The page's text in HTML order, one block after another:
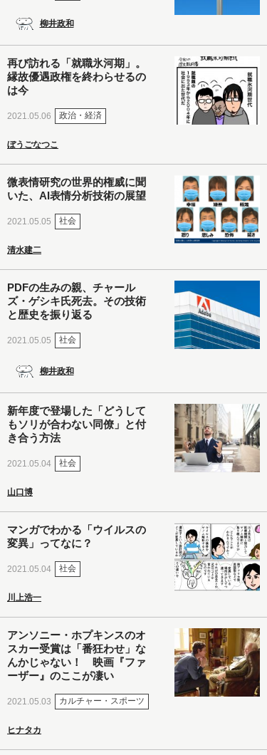
柳井政和
再び訪れる「就職氷河期」。
縁故優遇政権を終わらせるの
は今
2021.05.06 政治・経済
ぼうごなつこ
微表情研究の世界的権威に聞
いた、AI表情分析技術の展望
2021.05.05 社会
清水建二
PDFの生みの親、チャール
ズ・ゲシキ氏死去。その技術
と歴史を振り返る
2021.05.05 社会
柳井政和
新年度で登場した「どうして
もソリが合わない同僚」と付
き合う方法
2021.05.04 社会
山口博
マンガでわかる「ウイルスの
変異」ってなに？
2021.05.04 社会
川上浩一
アンソニー・ホプキンスのオ
スカー受賞は「番狂わせ」な
んかじゃない！ 映画『ファ
ーザー』のここが凄い
2021.05.03 カルチャー・スポーツ
ヒナタカ